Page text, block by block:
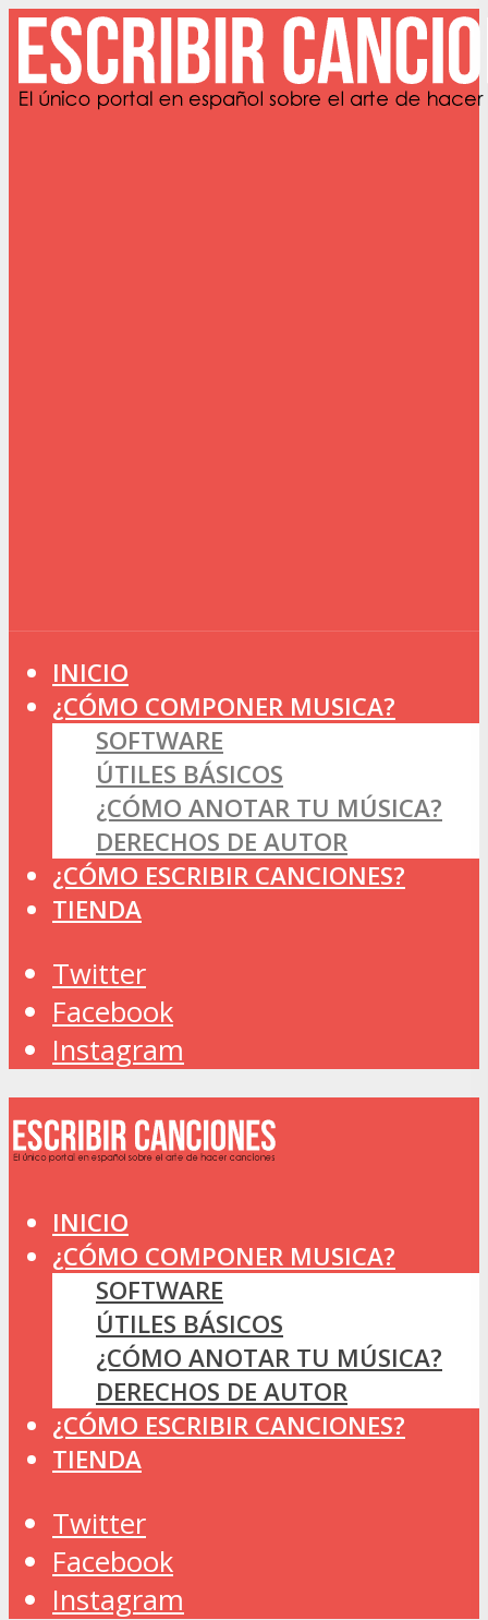
INICIO
¿CÓMO COMPONER MUSICA?
SOFTWARE
ÚTILES BÁSICOS
¿CÓMO ANOTAR TU MÚSICA?
DERECHOS DE AUTOR
¿CÓMO ESCRIBIR CANCIONES?
TIENDA
Twitter
Facebook
Instagram
INICIO
¿CÓMO COMPONER MUSICA?
SOFTWARE
ÚTILES BÁSICOS
¿CÓMO ANOTAR TU MÚSICA?
DERECHOS DE AUTOR
¿CÓMO ESCRIBIR CANCIONES?
TIENDA
Twitter
Facebook
Instagram